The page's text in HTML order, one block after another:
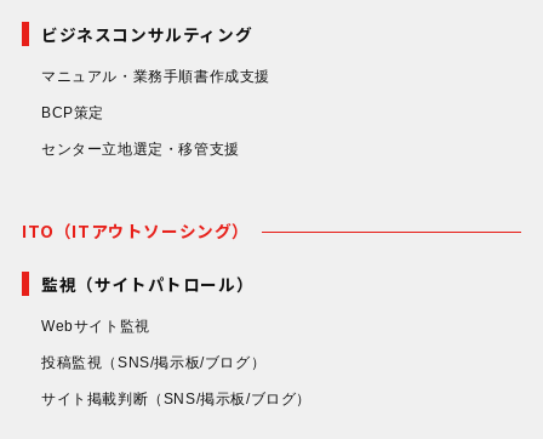
ビジネスコンサルティング
マニュアル・業務手順書作成支援
BCP策定
センター立地選定・移管支援
ITO（ITアウトソーシング）
監視（サイトパトロール）
Webサイト監視
投稿監視 （SNS/掲示板/ブログ）
サイト掲載判断 （SNS/掲示板/ブログ）